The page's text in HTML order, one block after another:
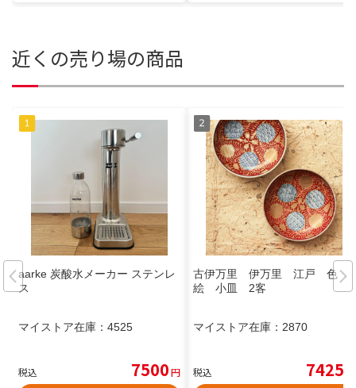
近くの売り場の商品
aarke 炭酸水メーカー ステンレ
ス
マイストア在庫： 4525
税込 7500円
古伊万里 伊万里 江戸 色
絵 小皿 2客
マイストア在庫： 2870
税込 7425